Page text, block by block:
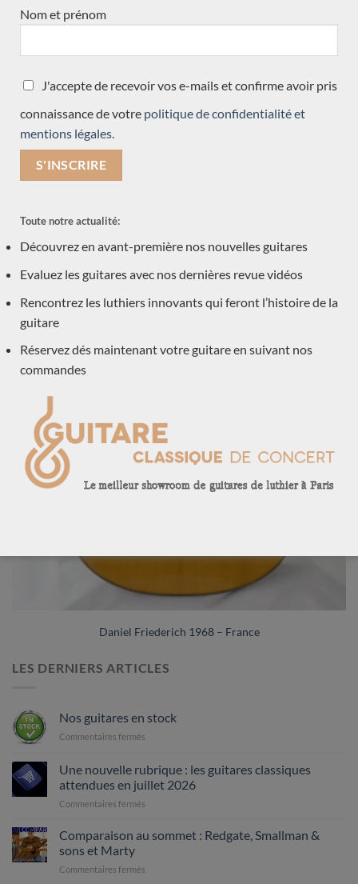
Daniel Friederich 1968 – France
LES GUITARES DE LUTHIERS ATTENDUES SOUS
LES OCCASIONS EN DÉPÔT VENTE
Nouveau
Daniel Friederich 1968 – France
LES DERNIERS ARTICLES
Nos guitares en stock
Commentaires fermés
en
stock
Une nouvelle rubrique : les guitares classiques
attendues en juillet 2026
Commentaires fermés
rubrique
Comparaison au sommet : Redgate, Smallman &
sons et Marty
Commentaires fermés
Nom et prénom
J'accepte de recevoir vos e-mails et confirme avoir pris
connaissance de votre politique de confidentialité et
mentions légales.
Toute notre actualité:
Découvrez en avant-première nos nouvelles guitares
Evaluez les guitares avec nos dernières revue vidéos
Rencontrez les luthiers innovants qui feront l’histoire de la
guitare
Réservez dés maintenant votre guitare en suivant nos
commandes